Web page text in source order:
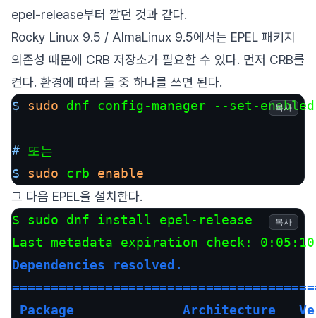
epel-release부터 깔던 것과 같다.
Rocky Linux 9.5 / AlmaLinux 9.5에서는 EPEL 패키지
의존성 때문에 CRB 저장소가 필요할 수 있다. 먼저 CRB를
켠다. 환경에 따라 둘 중 하나를 쓰면 된다.
$ sudo dnf config-manager --set-
# 또는
$ sudo crb enable
복사
그 다음 EPEL을 설치한다.
$ sudo dnf install epel-release
Dependencies resolved.
Package              Architecture
복사